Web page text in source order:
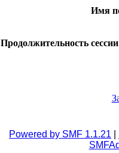
Имя
Продолжительность
Powered by SMF 1.1.21